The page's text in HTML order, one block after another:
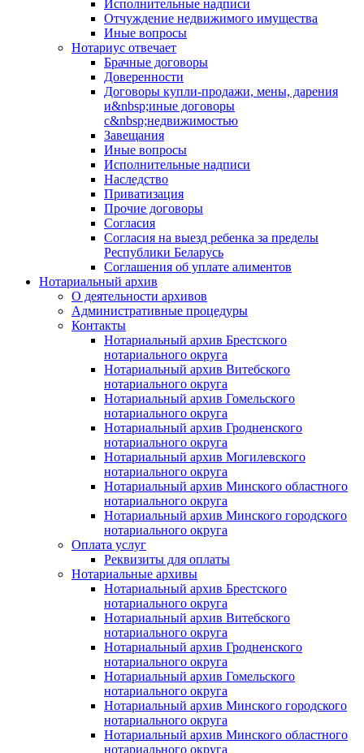
Исполнительные надписи
Отчуждение недвижимого имущества
Иные вопросы
Нотариус отвечает
Брачные договоры
Доверенности
Договоры купли-продажи, мены, дарения
и&nbsp;иные договоры
с&nbsp;недвижимостью
Завещания
Иные вопросы
Исполнительные надписи
Наследство
Приватизация
Прочие договоры
Согласия
Согласия на выезд ребенка за пределы
Республики Беларусь
Соглашения об уплате алиментов
Нотариальный архив
О деятельности архивов
Административные процедуры
Контакты
Нотариальный архив Брестского
нотариального округа
Нотариальный архив Витебского
нотариального округа
Нотариальный архив Гомельского
нотариального округа
Нотариальный архив Гродненского
нотариального округа
Нотариальный архив Могилевского
нотариального округа
Нотариальный архив Минского областного
нотариального округа
Нотариальный архив Минского городского
нотариального округа
Оплата услуг
Реквизиты для оплаты
Нотариальные архивы
Нотариальный архив Брестского
нотариального округа
Нотариальный архив Витебского
нотариального округа
Нотариальный архив Гродненского
нотариального округа
Нотариальный архив Гомельского
нотариального округа
Нотариальный архив Минского городского
нотариального округа
Нотариальный архив Минского областного
нотариального округа